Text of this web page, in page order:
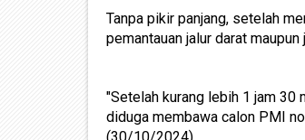
Tanpa pikir panjang, setelah
pemantauan jalur darat maupun
"Setelah kurang lebih 1 jam 30
diduga membawa calon PMI